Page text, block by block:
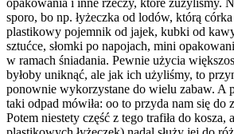
opakowania i inne rzeczy, które zużyliśmy.
sporo, bo np. łyżeczka od lodów, którą
plastikowy pojemnik od jajek, kubki od
sztućce, słomki po napojach, mini
w ramach śniadania. Pewnie użycia
byłoby uniknąć, ale jak ich użyliśmy, to
ponownie wykorzystane do wielu zabaw. A
taki odpad mówiła: oo to przyda nam się do
Potem niestety część z tego trafiła do kosza,